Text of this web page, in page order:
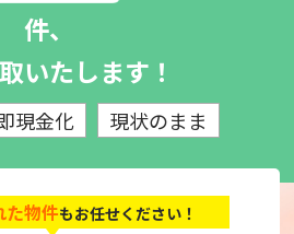
件、
いたします！
現金化 現状のまま
た物件もお任せください！